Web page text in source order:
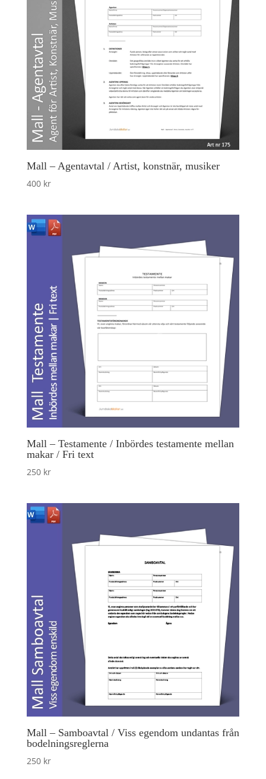
Mall – Agentavtal / Artist, konstnär, musiker
400 kr
Mall – Testamente / Inbördes testamente mellan
makar / Fri text
250 kr
Mall – Samboavtal / Viss egendom undantas från
bodelningsreglerna
250 kr